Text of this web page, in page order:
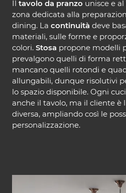
Il tavolo da pranzo unisce e
zona dedicata alla
dining. La continuità deve
materiali, sulle forme e
colori. Stosa propone modelli
prevalgono quelli di forma
mancano quelli rotondi e
allungabili, dunque risolutivi
lo spazio disponibile. Ogni
anche il tavolo, ma il cliente è
diversa, ampliando così le
personalizzazione.